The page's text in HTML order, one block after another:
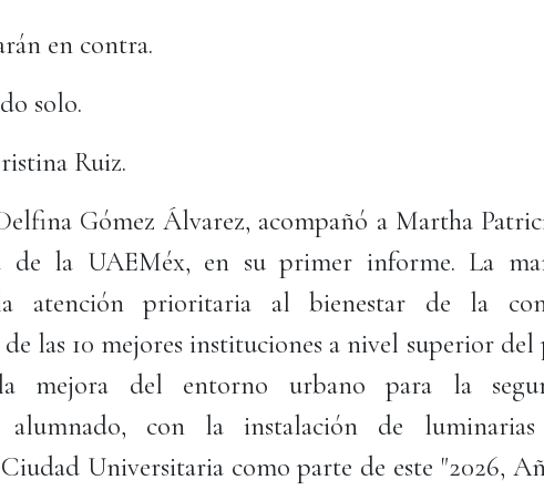
en contra.
solo.
Ruiz.
Gómez Álvarez, acompañó a Martha
de la UAEMéx, en su primer informe. La
atención prioritaria al bienestar de la
las 10 mejores instituciones a nivel superior del
mejora del entorno urbano para la
con la instalación de
Universitaria como parte de este "2026,